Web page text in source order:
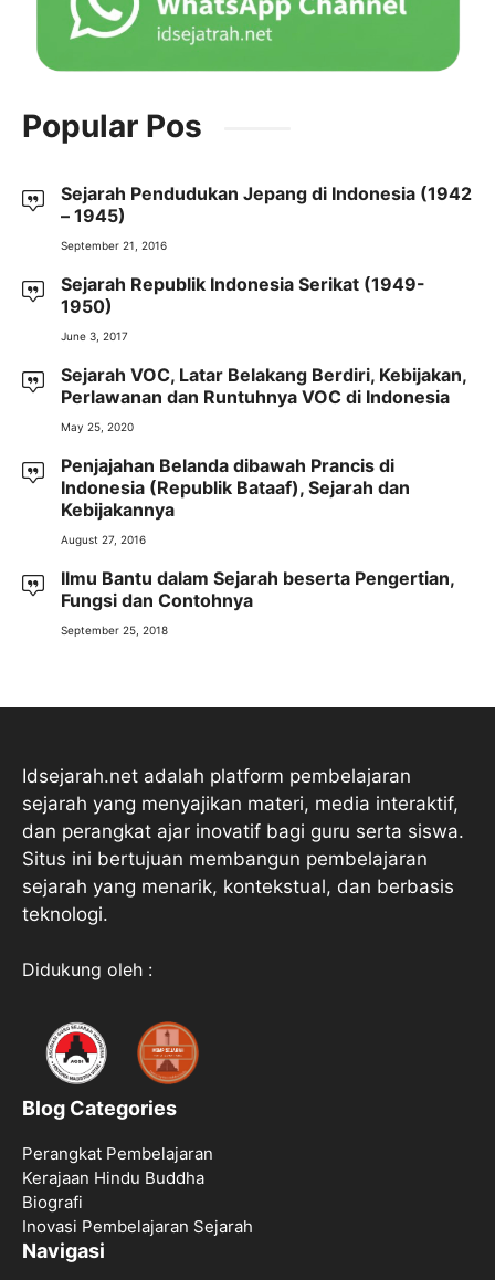
Popular Pos
Sejarah Pendudukan Jepang di Indonesia (1942
– 1945)
September 21, 2016
Sejarah Republik Indonesia Serikat (1949-
1950)
June 3, 2017
Sejarah VOC, Latar Belakang Berdiri, Kebijakan,
Perlawanan dan Runtuhnya VOC di Indonesia
May 25, 2020
Penjajahan Belanda dibawah Prancis di
Indonesia (Republik Bataaf), Sejarah dan
Kebijakannya
August 27, 2016
Ilmu Bantu dalam Sejarah beserta Pengertian,
Fungsi dan Contohnya
September 25, 2018
Idsejarah.net adalah platform pembelajaran
sejarah yang menyajikan materi, media interaktif,
dan perangkat ajar inovatif bagi guru serta siswa.
Situs ini bertujuan membangun pembelajaran
sejarah yang menarik, kontekstual, dan berbasis
teknologi.
Didukung oleh :
Blog Categories
Perangkat Pembelajaran
Kerajaan Hindu Buddha
Biografi
Inovasi Pembelajaran Sejarah
Navigasi